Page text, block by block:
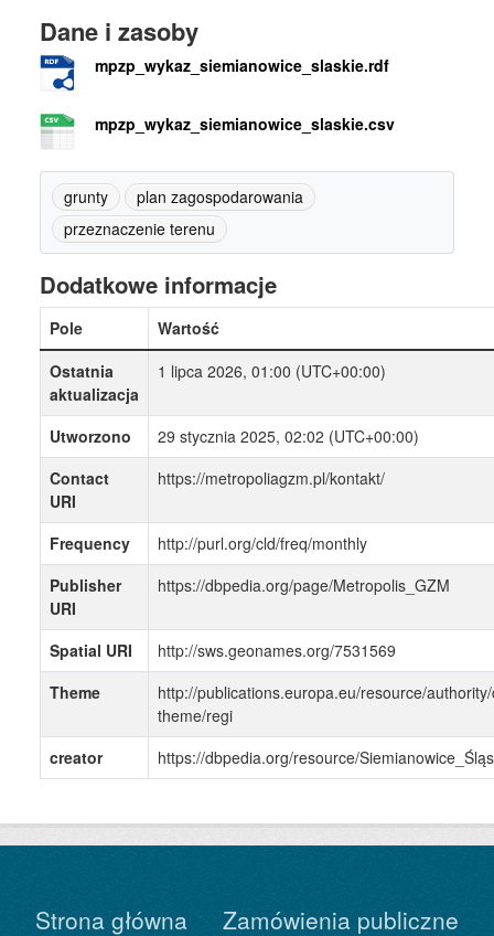
Dane i zasoby
mpzp_wykaz_siemianowice_slaskie.rdf
mpzp_wykaz_siemianowice_slaskie.csv
grunty
plan zagospodarowania
przeznaczenie terenu
Dodatkowe informacje
Pole
Wartość
Ostatnia
aktualizacja
1 lipca 2026, 01:00 (UTC+00:00)
Utworzono
29 stycznia 2025, 02:02 (UTC+00:00)
Contact
URI
https://metropoliagzm.pl/kontakt/
Frequency
http://purl.org/cld/freq/monthly
Publisher
URI
https://dbpedia.org/page/Metropolis_GZM
Spatial URI
http://sws.geonames.org/7531569
Theme
http://publications.europa.eu/resource/
theme/regi
creator
https://dbpedia.org/resource/
Strona główna Zamówienia publiczne